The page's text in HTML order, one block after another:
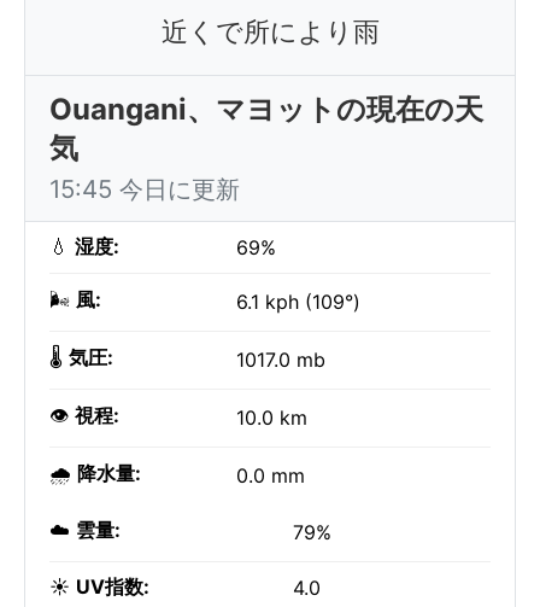
近くで所により雨
Ouangani、マヨットの現在の天
気
15:45 今日に更新
💧 湿度: 69%
🌬️ 風: 6.1 kph (109°)
🌡️ 気圧: 1017.0 mb
👁️ 視程: 10.0 km
🌧️ 降水量: 0.0 mm
☁️ 雲量: 79%
☀️ UV指数: 4.0